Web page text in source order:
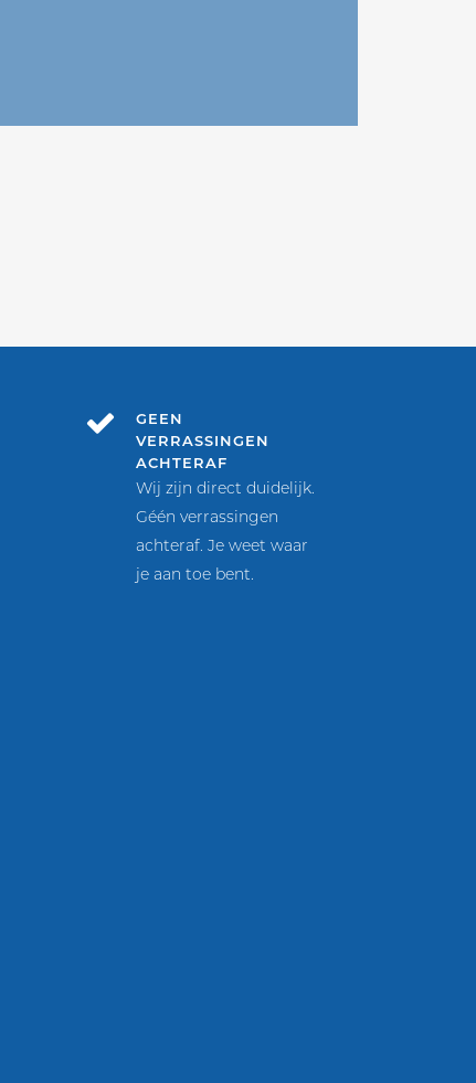
GEEN
VERRASSINGEN
ACHTERAF
Wij zijn direct duidelijk.
Géén verrassingen
achteraf. Je weet waar
je aan toe bent.